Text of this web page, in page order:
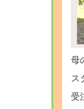
母
ス
受